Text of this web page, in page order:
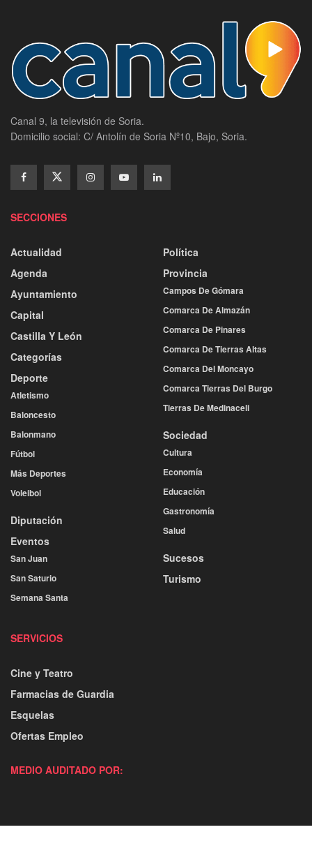
Canal 9, la televisión de Soria.
Domicilio social: C/ Antolín de Soria Nº10, Bajo, Soria.
SECCIONES
Actualidad
Agenda
Ayuntamiento
Capital
Castilla Y León
Categorías
Deporte
Atletismo
Baloncesto
Balonmano
Fútbol
Más Deportes
Voleibol
Diputación
Eventos
San Juan
San Saturio
Semana Santa
Política
Provincia
Campos De Gómara
Comarca De Almazán
Comarca De Pinares
Comarca De Tierras Altas
Comarca Del Moncayo
Comarca Tierras Del Burgo
Tierras De Medinaceli
Sociedad
Cultura
Economía
Educación
Gastronomía
Salud
Sucesos
Turismo
SERVICIOS
Cine y Teatro
Farmacias de Guardia
Esquelas
Ofertas Empleo
MEDIO AUDITADO POR: